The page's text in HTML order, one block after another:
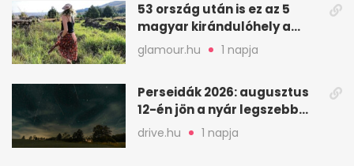
53 ország után is ez az 5
magyar kirándulóhely a
kedvencem
glamour.hu 1 napja
Perseidák 2026: augusztus
12-én jön a nyár legszebb
csillaghullása
drive.hu 1 napja